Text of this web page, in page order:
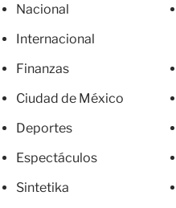
Nacional
Internacional
Finanzas
Ciudad de México
Deportes
Espectáculos
Sintetika